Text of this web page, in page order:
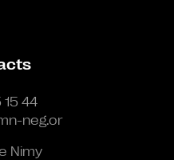
44
neg.or
Nimy